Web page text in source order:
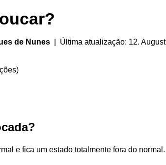
de Nunes | Última atualização: 12. August
)
e fica um estado totalmente fora do normal.